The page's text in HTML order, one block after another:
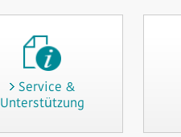
Service &
Unterstützung